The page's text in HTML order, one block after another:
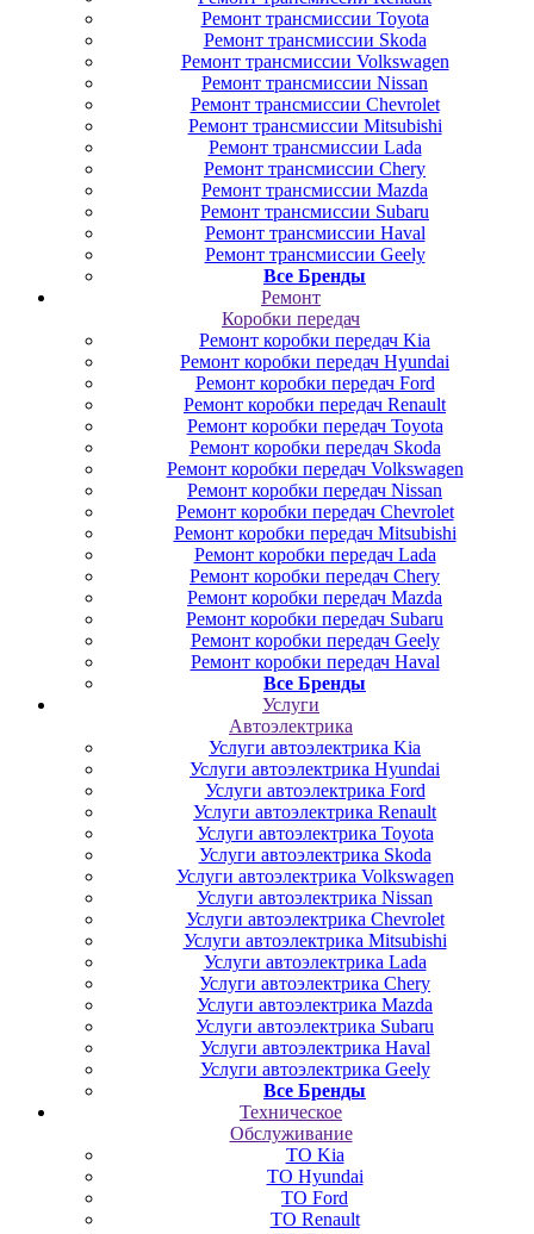
Ремонт трансмиссии Toyota
Ремонт трансмиссии Skoda
Ремонт трансмиссии Volkswagen
Ремонт трансмиссии Nissan
Ремонт трансмиссии Chevrolet
Ремонт трансмиссии Mitsubishi
Ремонт трансмиссии Lada
Ремонт трансмиссии Chery
Ремонт трансмиссии Mazda
Ремонт трансмиссии Subaru
Ремонт трансмиссии Haval
Ремонт трансмиссии Geely
Все Бренды
Ремонт
Коробки передач
Ремонт коробки передач Kia
Ремонт коробки передач Hyundai
Ремонт коробки передач Ford
Ремонт коробки передач Renault
Ремонт коробки передач Toyota
Ремонт коробки передач Skoda
Ремонт коробки передач Volkswagen
Ремонт коробки передач Nissan
Ремонт коробки передач Chevrolet
Ремонт коробки передач Mitsubishi
Ремонт коробки передач Lada
Ремонт коробки передач Chery
Ремонт коробки передач Mazda
Ремонт коробки передач Subaru
Ремонт коробки передач Geely
Ремонт коробки передач Haval
Все Бренды
Услуги
Автоэлектрика
Услуги автоэлектрика Kia
Услуги автоэлектрика Hyundai
Услуги автоэлектрика Ford
Услуги автоэлектрика Renault
Услуги автоэлектрика Toyota
Услуги автоэлектрика Skoda
Услуги автоэлектрика Volkswagen
Услуги автоэлектрика Nissan
Услуги автоэлектрика Chevrolet
Услуги автоэлектрика Mitsubishi
Услуги автоэлектрика Lada
Услуги автоэлектрика Chery
Услуги автоэлектрика Mazda
Услуги автоэлектрика Subaru
Услуги автоэлектрика Haval
Услуги автоэлектрика Geely
Все Бренды
Техническое
Обслуживание
ТО Kia
ТО Hyundai
ТО Ford
ТО Renault